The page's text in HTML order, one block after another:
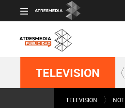
TELEVISION
TELEVISION